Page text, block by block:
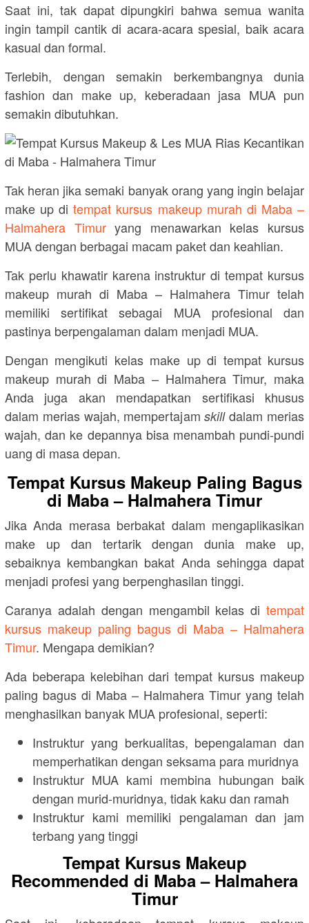
Saat ini, tak dapat dipungkiri bahwa semua wanita
ingin tampil cantik di acara-acara spesial, baik acara
kasual dan formal.
Terlebih, dengan semakin berkembangnya dunia
fashion dan make up, keberadaan jasa MUA pun
semakin dibutuhkan.
Tak heran jika semaki banyak orang yang ingin belajar
make up ditempat kursus makeup murah di Maba –
Halmahera Timuryang menawarkan kelas kursus
MUA dengan berbagai macam paket dan keahlian.
Tak perlu khawatir karena instruktur di tempat kursus
makeup murah di Maba – Halmahera Timur telah
memiliki sertifikat sebagai MUA profesional dan
pastinya berpengalaman dalam menjadi MUA.
Dengan mengikuti kelas make up di tempat kursus
makeup murah di Maba – Halmahera Timur, maka
Anda juga akan mendapatkan sertifikasi khusus
dalam merias wajah, mempertajamskilldalam merias
wajah, dan ke depannya bisa menambah pundi-pundi
uang di masa depan.
Tempat Kursus Makeup Paling Bagus
di Maba – Halmahera Timur
Jika Anda merasa berbakat dalam mengaplikasikan
make up dan tertarik dengan dunia make up,
sebaiknya kembangkan bakat Anda sehingga dapat
menjadi profesi yang berpenghasilan tinggi.
Caranya adalah dengan mengambil kelas di tempat
kursus makeup paling bagus di Maba – Halmahera
Timur. Mengapa demikian?
Ada beberapa kelebihan dari tempat kursus makeup
paling bagus di Maba – Halmahera Timur yang telah
menghasilkan banyak MUA profesional, seperti:
Instruktur yang berkualitas, bepengalaman dan
memperhatikan dengan seksama para muridnya
Instruktur MUA kami membina hubungan baik
dengan murid-muridnya, tidak kaku dan ramah
Instruktur kami memiliki pengalaman dan jam
terbang yang tinggi
Tempat Kursus Makeup
Recommended di Maba – Halmahera
Timur